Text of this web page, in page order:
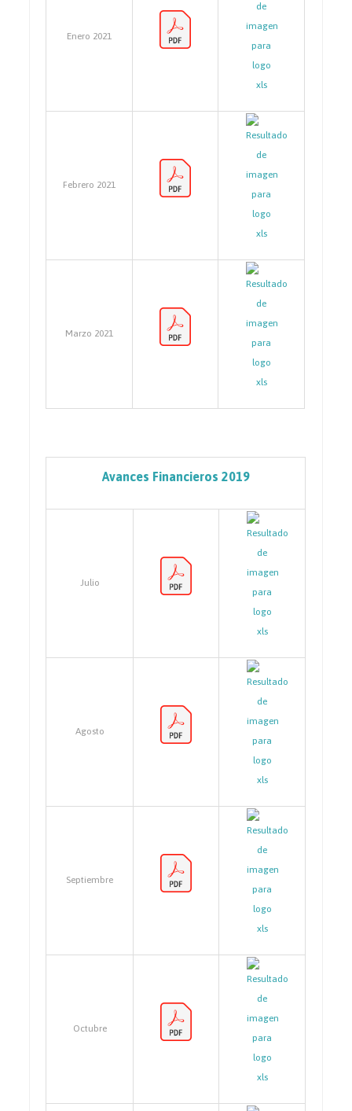
Enero 2021
Febrero 2021
Marzo 2021
Avances Financieros 2019
Julio
Agosto
Septiembre
Octubre